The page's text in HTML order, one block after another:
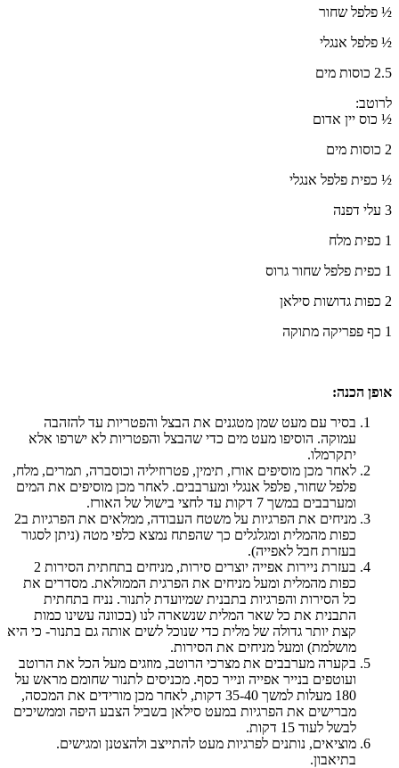
½ פלפל שחור
½ פלפל אנגלי
2.5 כוסות מים
לרוטב:
½ כוס יין אדום
2 כוסות מים
½ כפית פלפל אנגלי
3 עלי דפנה
1 כפית מלח
1 כפית פלפל שחור גרוס
2 כפות גדושות סילאן
1 כף פפריקה מתוקה
אופן הכנה:
בסיר עם מעט שמן מטגנים את הבצל והפטריות עד להזהבה
עמוקה. הוסיפו מעט מים כדי שהבצל והפטריות לא ישרפו אלא
יתקרמלו.
לאחר מכן מוסיפים אורז, תימין, פטרוזיליה וכוסברה, תמרים, מלח,
פלפל שחור, פלפל אנגלי ומערבבים. לאחר מכן מוסיפים את המים
ומערבבים במשך 7 דקות עד לחצי בישול של האורז.
מניחים את הפרגיות על משטח העבודה, ממלאים את הפרגיות ב2
כפות מהמלית ומגלגלים כך שהפתח נמצא כלפי מטה (ניתן לסגור
בעזרת חבל לאפייה).
בעזרת ניירות אפייה יוצרים סירות, מניחים בתחתית הסירות 2
כפות מהמלית ומעל מניחים את הפרגית הממולאת. מסדרים את
כל הסירות והפרגיות בתבנית שמיועדת לתנור. נניח בתחתית
התבנית את כל שאר המלית שנשארה לנו (בכוונה עשינו כמות
קצת יותר גדולה של מלית כדי שנוכל לשים אותה גם בתנור- כי היא
מושלמת) ומעל מניחים את הסירות.
בקערה מערבבים את מצרכי הרוטב, מוזגים מעל הכל את הרוטב
ועוטפים בנייר אפייה ונייר כסף. מכניסים לתנור שחומם מראש על
180 מעלות למשך 35-40 דקות, לאחר מכן מורידים את המכסה,
מברישים את הפרגיות במעט סילאן בשביל הצבע היפה וממשיכים
לבשל לעוד 15 דקות.
מוציאים, נותנים לפרגיות מעט להתייצב ולהצטנן ומגישים.
בתיאבון.